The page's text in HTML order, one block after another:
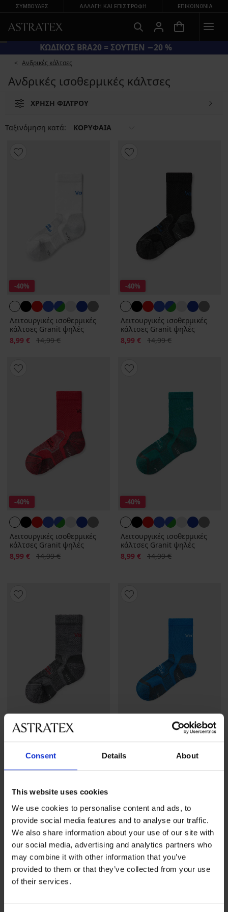
Consent Details About
This website uses cookies
We use cookies to personalise content and ads, to
provide social media features and to analyse our traffic.
We also share information about your use of our site with
our social media, advertising and analytics partners who
may combine it with other information that you’ve
provided to them or that they’ve collected from your use
of their services.
ΣΥΜΒΟΥΛΕΣ ΑΛΛΑΓΉ ΚΑΙ ΕΠΙΣΤΡΟΦΉ ΕΠΙΚΟΙΝΩΝΊΑ
ΚΩΔΙΚΟΣ BRA20 = ΣΟΥΤΙΕΝ −20 %
Ανδρικές κάλτσες
Ανδρικές ισοθερμικές κάλτσες
ΧΡΗΣΗ ΦΙΛΤΡΟΥ
Ταξινόμηση κατά: ΚΟΡΥΦΑΙΑ
-40%
Λειτουργικές ισοθερμικές
κάλτσες Granit ψηλές
Έκπτωση
8,99 € Αρχική τιμή
14,99 €
-40%
Λειτουργικές ισοθερμικές
κάλτσες Granit ψηλές
Έκπτωση
8,99 € Αρχική τιμή
14,99 €
-40%
Λειτουργικές ισοθερμικές
κάλτσες Granit ψηλές
Έκπτωση
8,99 € Αρχική τιμή
14,99 €
-40%
Λειτουργικές ισοθερμικές
κάλτσες Granit ψηλές
Έκπτωση
8,99 € Αρχική τιμή
14,99 €
-40%
κάλτσες Granit ψηλές
κάλτσες Granit ψηλές